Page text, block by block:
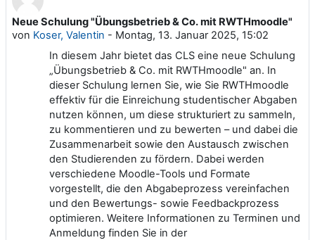
Neue Schulung "Übungsbetrieb & Co. mit RWTHmoodle"
von Koser, Valentin - Montag, 13. Januar 2025, 15:02
Anzahl Antworten: 0
In diesem Jahr bietet das CLS eine neue Schulung
„Übungsbetrieb & Co. mit RWTHmoodle" an. In
dieser Schulung lernen Sie, wie Sie RWTHmoodle
effektiv für die Einreichung studentischer Abgaben
nutzen können, um diese strukturiert zu sammeln,
zu kommentieren und zu bewerten – und dabei die
Zusammenarbeit sowie den Austausch zwischen
den Studierenden zu fördern. Dabei werden
verschiedene Moodle-Tools und Formate
vorgestellt, die den Abgabeprozess vereinfachen
und den Bewertungs- sowie Feedbackprozess
optimieren. Weitere Informationen zu Terminen und
Anmeldung finden Sie in der